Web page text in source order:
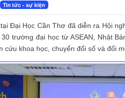
Tin tức - sự kiện
Đại Học Cần Thơ đã diễn ra Hội
trường đại học từ ASEAN, Nhật
cứu khoa học, chuyển đổi số và đổi